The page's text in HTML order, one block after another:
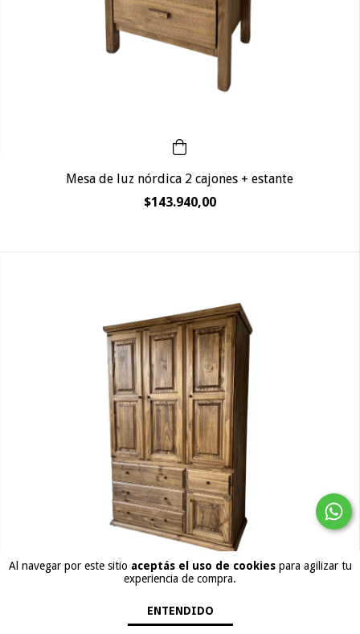
Al navegar por este sitio aceptás el uso de cookiespara agilizar tu
experiencia de compra.
ENTENDIDO
Mesa de luz nórdica 2 cajones + estante
$143.940,00